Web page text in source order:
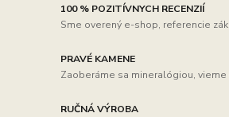
100 % POZITÍVNYCH RECENZIÍ
Sme overený e-shop, referencie
PRAVÉ KAMENE
Zaoberáme sa mineralógiou, vieme
RUČNÁ VÝROBA